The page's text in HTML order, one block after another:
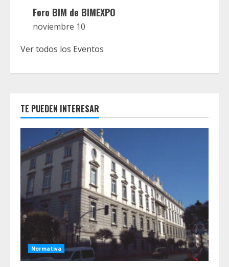
Foro BIM de BIMEXPO
noviembre 10
Ver todos los Eventos
TE PUEDEN INTERESAR
Normativa